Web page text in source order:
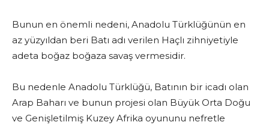
Bunun en önemli nedeni, Anadolu Türklüğünün en
az yüzyıldan beri Batı adı verilen Haçlı zihniyetiyle
adeta boğaz boğaza savaş vermesidir.
Bu nedenle Anadolu Türklüğü, Batının bir icadı olan
Arap Baharı ve bunun projesi olan Büyük Orta Doğu
ve Genişletilmiş Kuzey Afrika oyununu nefretle